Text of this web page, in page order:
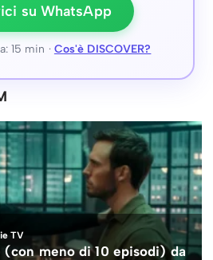
su WhatsApp
15 min · Cos'è DISCOVER?